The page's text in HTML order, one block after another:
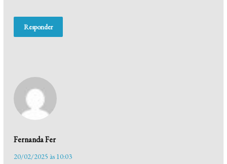
Responder
Fernanda Fer
20/02/2025 às 10:03